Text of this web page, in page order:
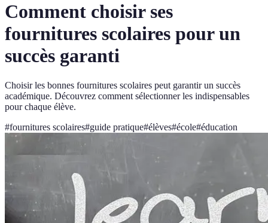
Comment choisir ses
fournitures scolaires pour un
succès garanti
Choisir les bonnes fournitures scolaires peut garantir un succès
académique. Découvrez comment sélectionner les indispensables
pour chaque élève.
#fournitures scolaires#guide pratique#élèves#école#éducation